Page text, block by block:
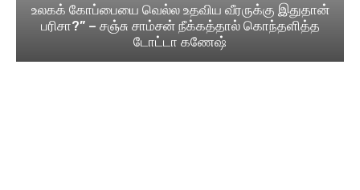
உலகக் கோப்பையை வெல்ல உதவிய வீரருக்கு இதுதான்
பரிசா?” – சஞ்சு சாம்சன் நீக்கத்தால் கொந்தளித்த
டோட்டா கணேஷ்